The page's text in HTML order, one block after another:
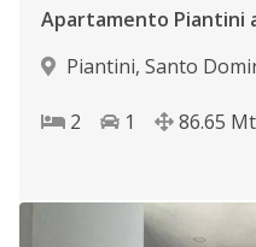
Apartamento Piantini
Piantini, Santo
2 1 86.65